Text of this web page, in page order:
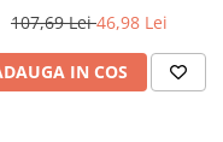
107,69 Lei46,98 Lei
IN COS